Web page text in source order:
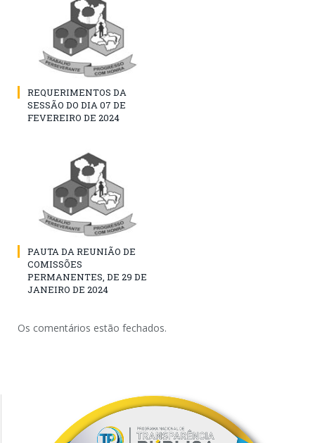
REQUERIMENTOS DA
SESSÃO DO DIA 07 DE
FEVEREIRO DE 2024
PAUTA DA REUNIÃO DE
COMISSÕES
PERMANENTES, DE 29 DE
JANEIRO DE 2024
Os comentários estão fechados.